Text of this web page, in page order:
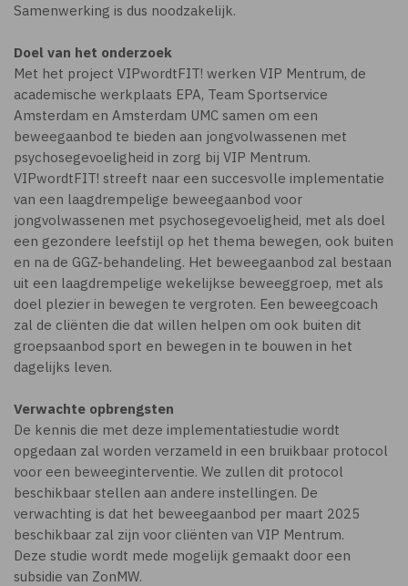
Samenwerking is dus noodzakelijk.
Doel van het onderzoek
Met het project VIPwordtFIT! werken VIP Mentrum, de
academische werkplaats EPA, Team Sportservice
Amsterdam en Amsterdam UMC samen om een
beweegaanbod te bieden aan jongvolwassenen met
psychosegevoeligheid in zorg bij VIP Mentrum.
VIPwordtFIT! streeft naar een succesvolle implementatie
van een laagdrempelige beweegaanbod voor
jongvolwassenen met psychosegevoeligheid, met als doel
een gezondere leefstijl op het thema bewegen, ook buiten
en na de GGZ-behandeling. Het beweegaanbod zal bestaan
uit een laagdrempelige wekelijkse beweeggroep, met als
doel plezier in bewegen te vergroten. Een beweegcoach
zal de cliënten die dat willen helpen om ook buiten dit
groepsaanbod sport en bewegen in te bouwen in het
dagelijks leven.
Verwachte opbrengsten
De kennis die met deze implementatiestudie wordt
opgedaan zal worden verzameld in een bruikbaar protocol
voor een beweeginterventie. We zullen dit protocol
beschikbaar stellen aan andere instellingen. De
verwachting is dat het beweegaanbod per maart 2025
beschikbaar zal zijn voor cliënten van VIP Mentrum.
Deze studie wordt mede mogelijk gemaakt door een
subsidie van ZonMW.